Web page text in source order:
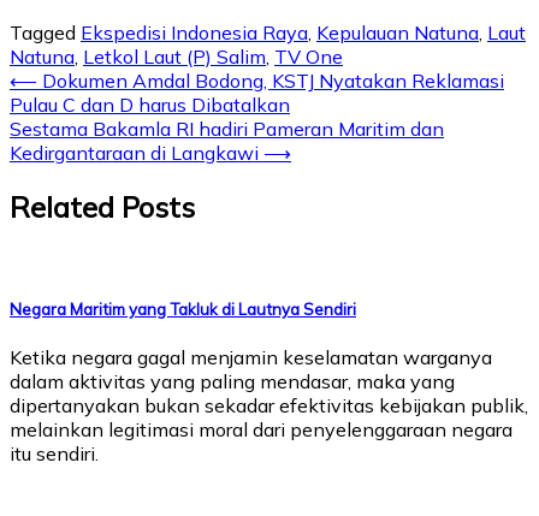
Tagged Ekspedisi Indonesia Raya, Kepulauan Natuna, Laut
Natuna, Letkol Laut (P) Salim, TV One
⟵ Dokumen Amdal Bodong, KSTJ Nyatakan Reklamasi
Pulau C dan D harus Dibatalkan
Sestama Bakamla RI hadiri Pameran Maritim dan
Kedirgantaraan di Langkawi ⟶
Related Posts
Negara Maritim yang Takluk di Lautnya Sendiri
Ketika negara gagal menjamin keselamatan warganya
dalam aktivitas yang paling mendasar, maka yang
dipertanyakan bukan sekadar efektivitas kebijakan publik,
melainkan legitimasi moral dari penyelenggaraan negara
itu sendiri.